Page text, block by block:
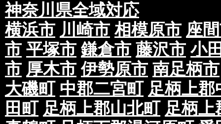
神奈川県全域対応
横浜市 川崎市 相模原市 座
市 平塚市 鎌倉市 藤沢市 小
市 厚木市 伊勢原市 南足柄市
大磯町 中郡二宮町 足柄上郡
田町 足柄上郡山北町 足柄上